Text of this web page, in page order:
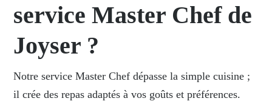
service Master Chef de
Joyser ?
Notre service Master Chef dépasse la simple cuisine ;
il crée des repas adaptés à vos goûts et préférences.